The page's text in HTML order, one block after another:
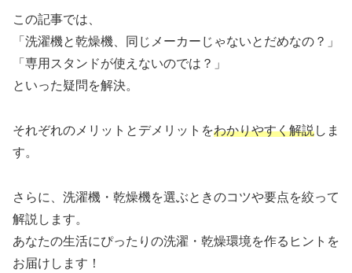
この記事では、
「洗濯機と乾燥機、同じメーカーじゃないとだめなの？」
「専用スタンドが使えないのでは？」
といった疑問を解決。
それぞれのメリットとデメリットをわかりやすく解説しま
す。
さらに、洗濯機・乾燥機を選ぶときのコツや要点を絞って
解説します。
あなたの生活にぴったりの洗濯・乾燥環境を作るヒントを
お届けします！